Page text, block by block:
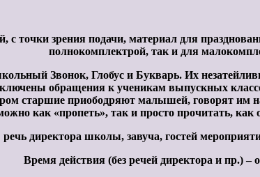
точки зрения подачи, материал для
полнокомплектрой, так и для
Звонок, Глобус и Букварь. Их
обращения к ученикам выпускных
старшие приободряют малышей, говорят им
как «пропеть», так и просто прочитать, как
директора школы, завуча, гостей
Время действия (без речей директора и пр.) –